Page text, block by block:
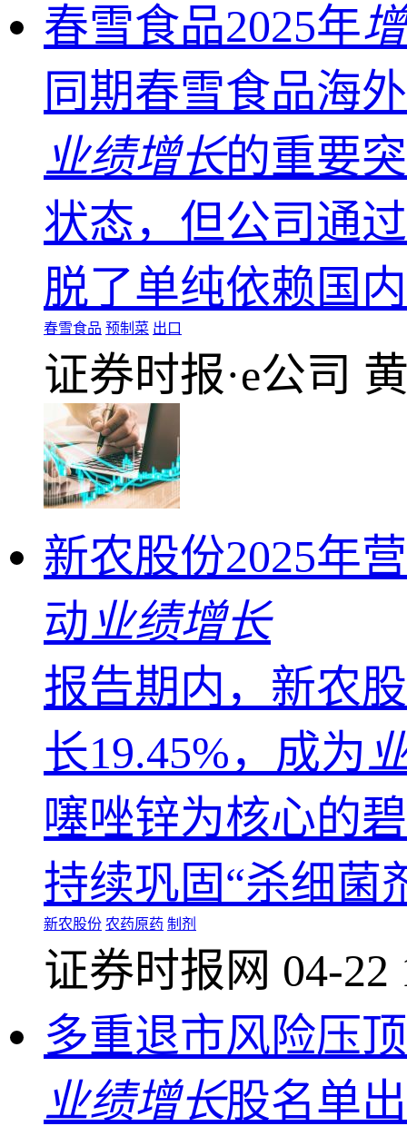
春雪食品2025年增
同期春雪食品海
业绩增长的重要
状态，但公司通
脱了单纯依赖国
春雪食品 预制菜 出口
证券时报·e公司
新农股份2025年
动业绩增长
报告期内，新农
长19.45%，成为
噻唑锌为核心的
持续巩固“杀细菌
新农股份 农药原药 制剂
证券时报网 04-22
多重退市风险压
业绩增长股名单